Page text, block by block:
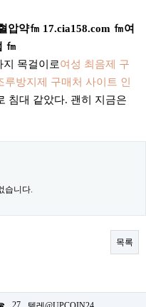
압약㎙ 17.cia158.com ㎙여
㎙
목걸이로여성 최음제 구
방지제 구매처 사이트 인
침대 같았다. 괜히 지금은
습니다.
목록
27